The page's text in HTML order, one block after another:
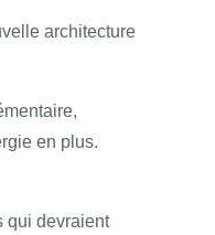
architecture
en plus.
qui devraient